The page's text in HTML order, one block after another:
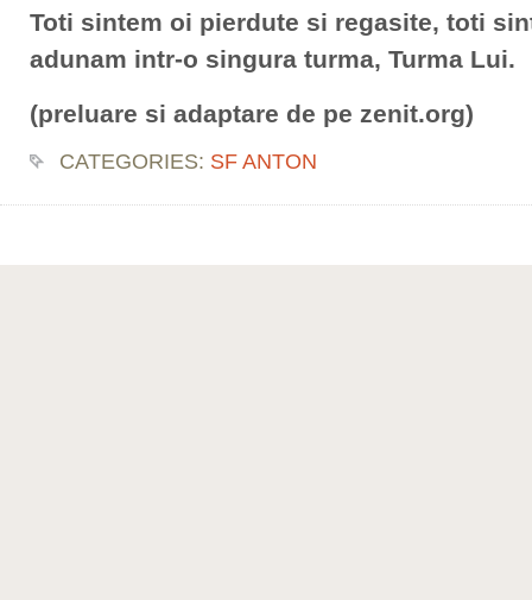
Toti sintem oi pierdute si regasite, toti
adunam intr-o singura turma, Turma Lui.
(preluare si adaptare de pe zenit.org)
CATEGORIES: SF ANTON